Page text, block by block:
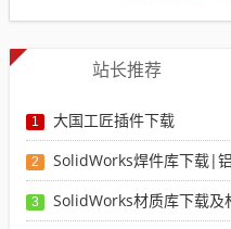
站长推荐
1 大国工匠插件下载
2 SolidWorks焊件库下载|铝型
3 SolidWorks材质库下载及